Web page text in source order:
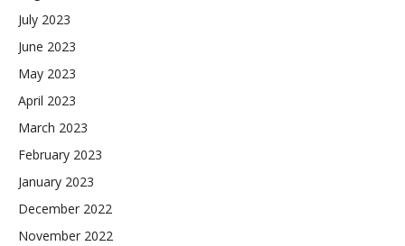
July 2023
June 2023
May 2023
April 2023
March 2023
February 2023
January 2023
December 2022
November 2022